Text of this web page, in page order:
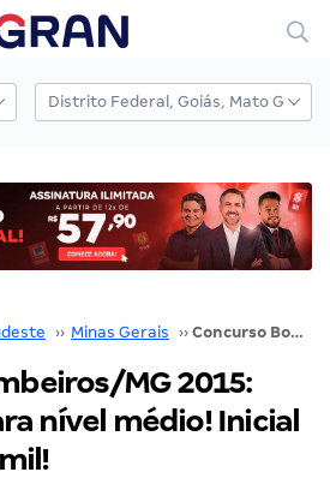
›› Minas Gerais ›› Concurso Bombeiros/MG 2015: Saiu edital para nível médio! Inicial de até R$ 8,8 mil!
MG 2015:
nível médio! Inicial